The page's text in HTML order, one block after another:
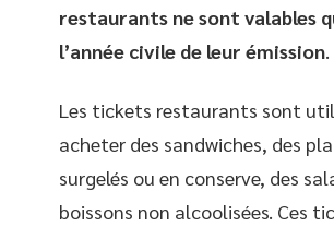
restaurants ne sont valables
l’année civile de leur émission.
Les tickets restaurants sont
acheter des sandwiches, des
surgelés ou en conserve, des
boissons non alcoolisées. Ces